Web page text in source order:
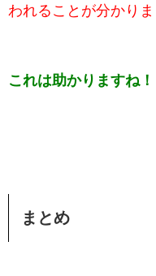
われることが分かりま
これは助かりますね！
まとめ